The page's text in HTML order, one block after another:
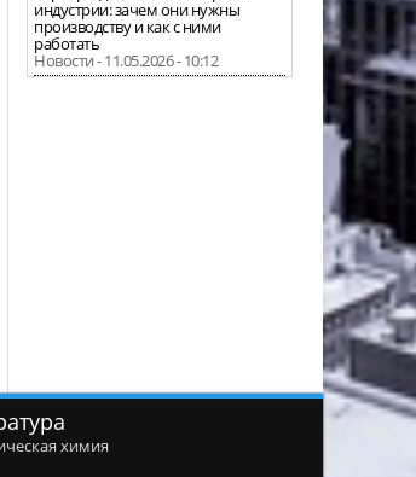
индустрии: зачем они нужны
производству и как с ними
работать
Новости - 11.05.2026 - 10:12
химия